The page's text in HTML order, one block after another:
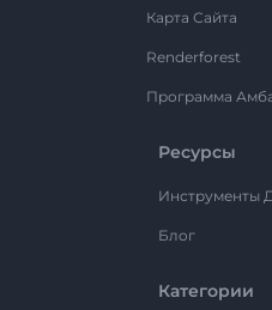
Карта Сайта
Renderforest
Программа
Ресурсы
Инструменты
Блог
Категории